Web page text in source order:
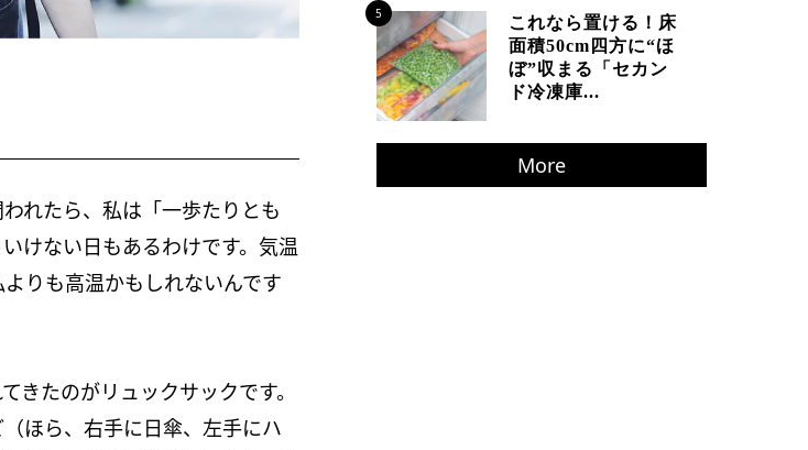
れたら、私は「一歩たりとも
けない日もあるわけです。気温
りも高温かもしれないんです
きたのがリュックサックです。
ほら、右手に日傘、左手にハ
5
これなら置ける！床
面積50cm四方に“ほ
ぼ”収まる「セカン
ド冷凍庫...
More